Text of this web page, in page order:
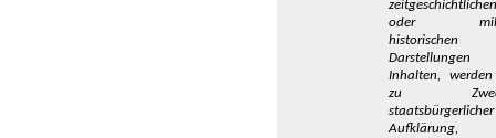
zeitgeschichtlichen
oder
historischen
Darstellungen
Inhalten,
zu
staatsbürgerlicher
Aufklärung,